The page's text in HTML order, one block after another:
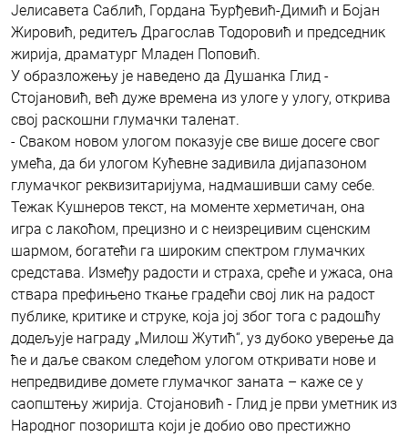
Јелисавета Саблић, Гордана Ђурђевић-Димић и Бојан
Жировић, редитељ Драгослав Тодоровић и председник
жирија, драматург Младен Поповић.
У образложењу је наведено да Душанка Глид -
Стојановић, већ дуже времена из улоге у улогу, открива
свој раскошни глумачки таленат.
- Сваком новом улогом показује све више досеге свог
умећа, да би улогом Кућевне задивила дијапазоном
глумачког реквизитаријума, надмашивши саму себе.
Тежак Кушнеров текст, на моменте херметичан, она
игра с лакоћом, прецизно и с неизрецивим сценским
шармом, богатећи га широким спектром глумачких
средстава. Између радости и страха, среће и ужаса, она
ствара префињено ткање градећи свој лик на радост
публике, критике и струке, која јој због тога с радошћу
додељује награду „Милош Жутић“, уз дубоко уверење да
ће и даље сваком следећом улогом откривати нове и
непредвидиве домете глумачког заната – каже се у
саопштењу жирија. Стојановић - Глид је први уметник из
Народног позоришта који је добио ово престижно